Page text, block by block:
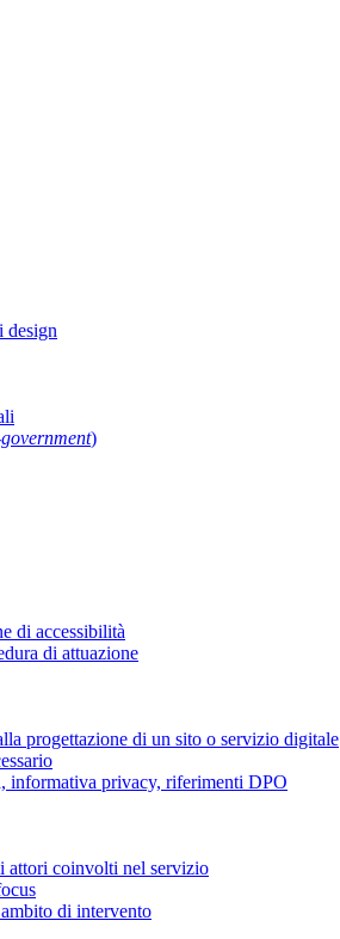
design
)
di accessibilità
di attuazione
progettazione di un sito o servizio digitale
informativa privacy, riferimenti DPO
attori coinvolti nel servizio
di intervento